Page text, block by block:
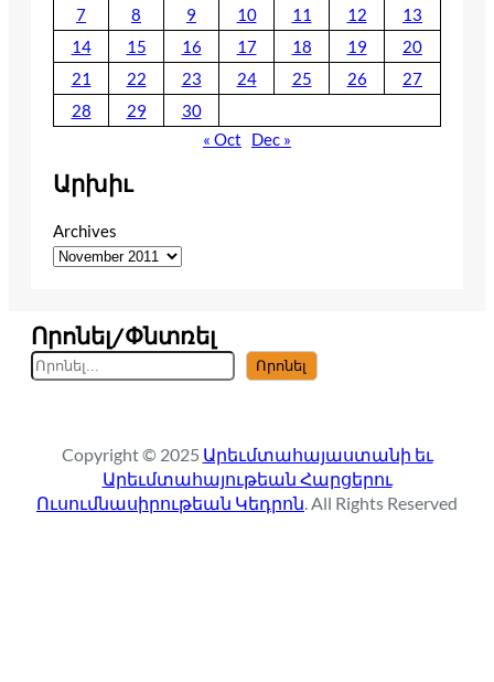
7
8 9 10 11 12
13
14
15 16 17 18 19
20
21
22 23 24 25 26
27
28
29
30
« Oct
Dec »
Արխիւ
Archives
Որոնել/Փնտռել
S
e
c
h
Որոնել
Copyright © 2025 Արեւմտահայաստանի եւ
Արեւմտահայութեան Հարցերու
Ուսումնասիրութեան Կեդրոն . All Rights Reserved